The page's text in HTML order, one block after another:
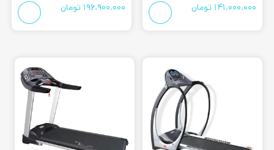
141.000.000 تومان
196.900.000 تومان